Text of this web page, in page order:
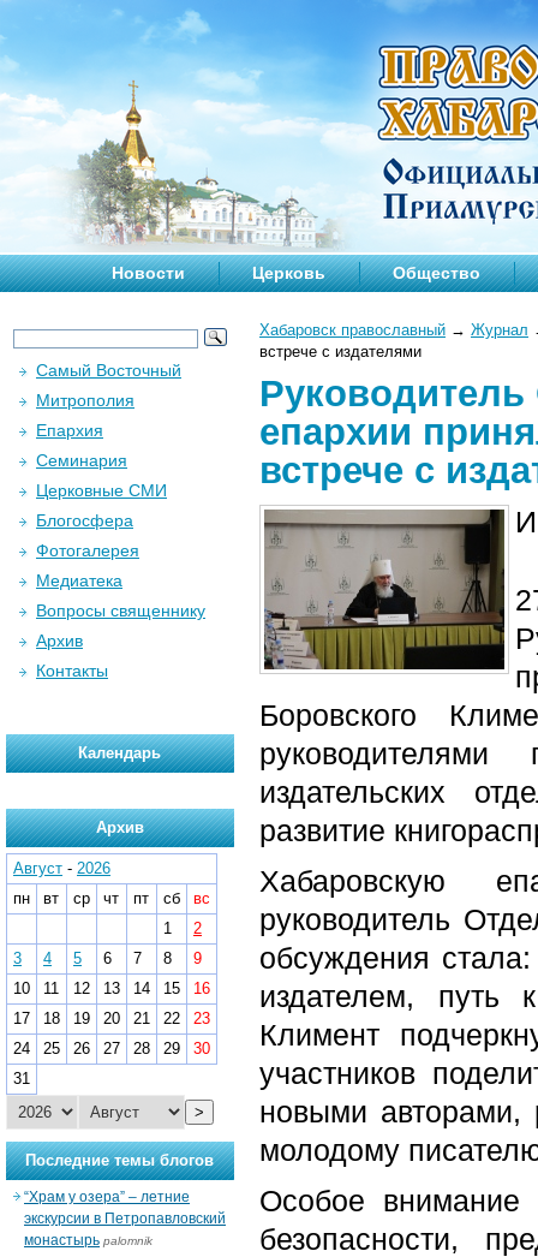
Новости Церковь Общество
Хабаровск православный → Журнал
встрече с издателями
епархии
встрече с
Боровского
руководителями
издательских
развитие
Хабаровскую
руководитель
обсуждения
издателем, путь
Климент
участников
новыми авторами,
молодому
Особое внимание
безопасности,
Самый Восточный
Митрополия
Епархия
Семинария
Церковные СМИ
Блогосфера
Фотогалерея
Медиатека
Вопросы священнику
Архив
Контакты
Календарь
Архив
Август - 2026
пн
вт ср чт пт сб
вс
1
2
3
4 5 6 7 8
9
10
11 12 13 14 15
16
17
18 19 20 21 22
23
24
25 26 27 28 29
30
31
>
Последние темы блогов
“Храм у озера” – летние
экскурсии в Петропавловский
монастырь palomnik